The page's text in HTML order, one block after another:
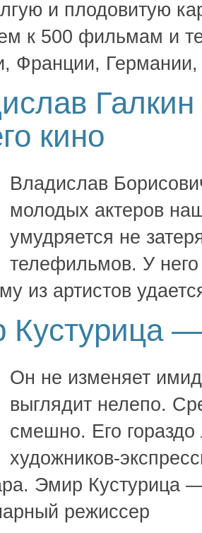
и плодовитую
к 500 фильмам и
Франции,
кино
Владислав
молодых актеров
умудряется не
телефильмов. У
из артистов
—
Он не изменяет
выглядит нелепо.
смешно. Его гораздо
художников-
Эмир Кустурица
режиссер